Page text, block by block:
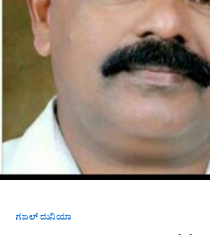
ಗಜಲ್ ದುನಿಯಾ